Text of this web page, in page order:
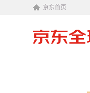
京东首页